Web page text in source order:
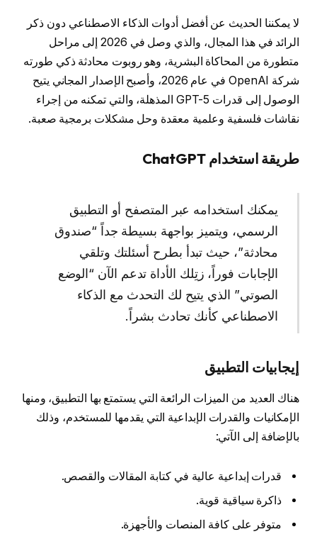
لا يمكننا الحديث عن أفضل أدوات الذكاء الاصطناعي دون ذكر
الرائد في هذا المجال، والذي وصل في 2026 إلى مراحل
متطورة من المحاكاة البشرية، وهو روبوت محادثة ذكي طورته
شركة OpenAI في عام 2026، وأصبح الإصدار المجاني يتيح
الوصول إلى قدرات GPT-5 المذهلة، والتي تمكنه من إجراء
نقاشات فلسفية وعلمية معقدة وحل مشكلات برمجية صعبة.
طريقة استخدام ChatGPT
يمكنك استخدامه عبر المتصفح أو التطبيق
الرسمي، ويتميز بواجهة بسيطة جداً “صندوق
محادثة”، حيث تبدأ بطرح أسئلتك وتلقي
الإجابات فوراً، زتِلك الأداة تدعم الآن “الوضع
الصوتي” الذي يتيح لك التحدث مع الذكاء
الاصطناعي كأنك تحادث بشراً.
إيجابيات التطبيق
هناك العديد من الميزات الرائعة التي يستمتع بها التطبيق، ومنها
الإمكانيات والقدرات الإبداعية التي يقدمها للمستخدم، وذلك
بالإضافة إلى الآتي:
قدرات إبداعية عالية في كتابة المقالات والقصص.
ذاكرة سياقية قوية.
متوفر على كافة المنصات والأجهزة.